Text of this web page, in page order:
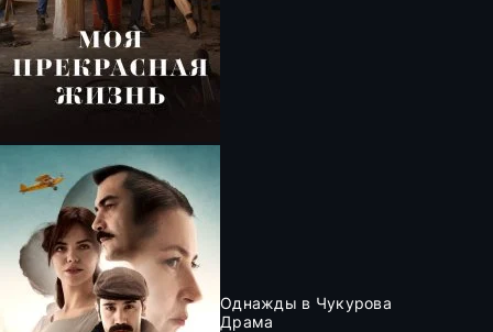
Однажды в Чукурова
Драма